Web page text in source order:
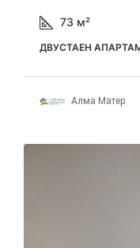
73 м²
ДВУСТАЕН
Алма Матер